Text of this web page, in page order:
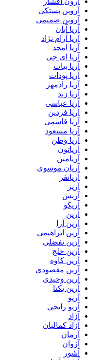
آروین بستکی
آروین صمیمی
آریا آبان
آریا آرام نژاد
آریا امجد
آریا ای جی
آریا بیات
آریا پودات
آریا رادمهر
آریا زند
آریا عباسی
آریا فردین
آریا قاسمی
آریا مسعود
آریا وطن
آریاتون
آریامین
آریان موسوی
آریانفر
آریز
آریس
آریکو
آرین
آرین آرا
آرین ابراهیمی
آرین تفضلی
آرین خلج
آرین کاوه
آرین مقصودی
آرین وحیدی
آرین یکتا
آریو
آریو رایجی
آزاد
آزاد کمالیان
آژمان
آژوان
آشور